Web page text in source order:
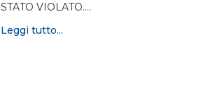
STATO VIOLATO.…
Leggi tutto...